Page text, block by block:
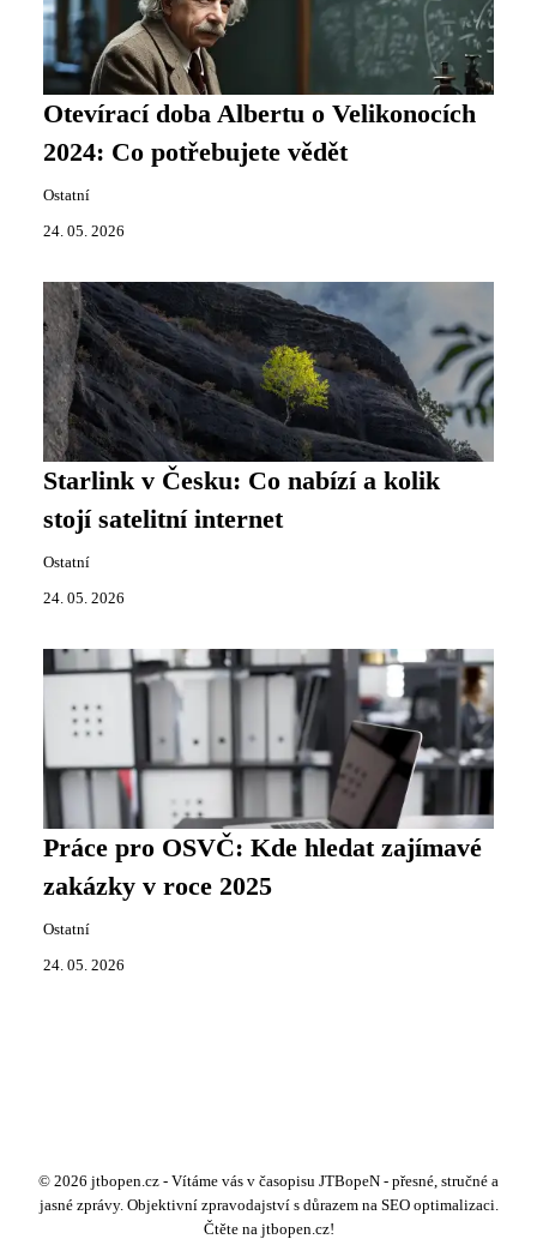
Otevírací doba Albertu o Velikonocích
2024: Co potřebujete vědět
Ostatní
24. 05. 2026
Starlink v Česku: Co nabízí a kolik
stojí satelitní internet
Ostatní
24. 05. 2026
Práce pro OSVČ: Kde hledat zajímavé
zakázky v roce 2025
Ostatní
24. 05. 2026
© 2026 jtbopen.cz - Vítáme vás v časopisu JTBopeN - přesné, stručné a
jasné zprávy. Objektivní zpravodajství s důrazem na SEO optimalizaci.
Čtěte na jtbopen.cz!